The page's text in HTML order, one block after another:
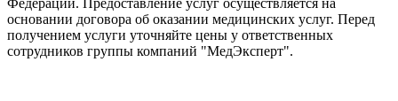
основании договора об оказании медицинских услуг. Перед
получением услуги уточняйте цены у ответственных
сотрудников группы компаний "МедЭксперт".